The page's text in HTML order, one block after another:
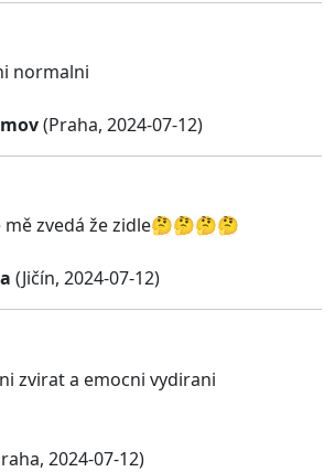
normalni
(Praha, 2024-07-12)
mě zvedá že zidle🤔🤔🤔🤔
(Jičín, 2024-07-12)
zvirat a emocni vydirani
2024-07-12)